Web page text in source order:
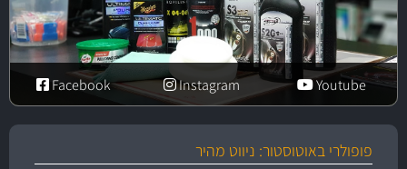
Youtube
Instagram
Facebook
פופולרי באוטוסטור: ניווט מהיר